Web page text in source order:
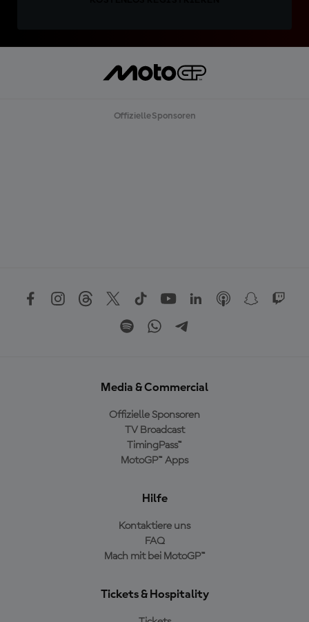
Offizielle Sponsoren
Media & Commercial
Offizielle Sponsoren
TV Broadcast
TimingPass™
MotoGP™ Apps
Hilfe
Kontaktiere uns
FAQ
Mach mit bei MotoGP™
Tickets & Hospitality